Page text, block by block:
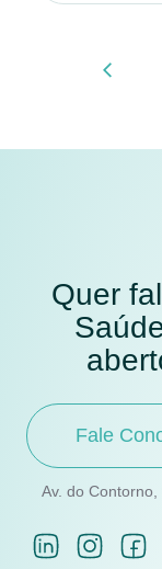
Quer
Fale
Av. do